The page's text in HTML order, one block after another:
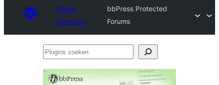
Plugin
Directory
bbPress Protected
Forums
Plugins